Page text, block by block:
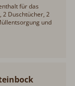
für das
2 Duschtücher, 2
und